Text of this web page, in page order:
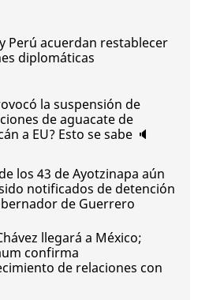
Perú acuerdan restablecer
diplomáticas
la suspensión de
de aguacate de
a EU? Esto se sabe 🔈
los 43 de Ayotzinapa aún
notificados de detención
de Guerrero
llegará a México;
confirma
de relaciones con